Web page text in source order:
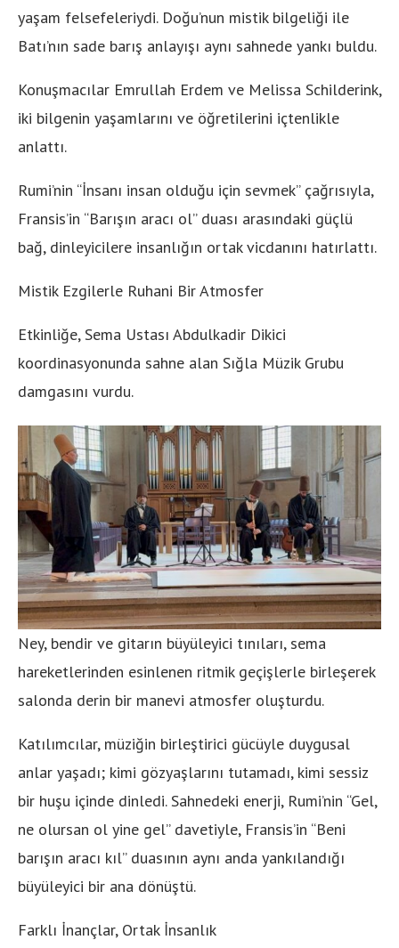
yaşam felsefeleriydi. Doğu’nun mistik bilgeliği ile
Batı’nın sade barış anlayışı aynı sahnede yankı buldu.
Konuşmacılar Emrullah Erdem ve Melissa Schilderink,
iki bilgenin yaşamlarını ve öğretilerini içtenlikle
anlattı.
Rumi’nin “İnsanı insan olduğu için sevmek” çağrısıyla,
Fransis’in “Barışın aracı ol” duası arasındaki güçlü
bağ, dinleyicilere insanlığın ortak vicdanını hatırlattı.
Mistik Ezgilerle Ruhani Bir Atmosfer
Etkinliğe, Sema Ustası Abdulkadir Dikici
koordinasyonunda sahne alan Sığla Müzik Grubu
damgasını vurdu.
Ney, bendir ve gitarın büyüleyici tınıları, sema
hareketlerinden esinlenen ritmik geçişlerle birleşerek
salonda derin bir manevi atmosfer oluşturdu.
Katılımcılar, müziğin birleştirici gücüyle duygusal
anlar yaşadı; kimi gözyaşlarını tutamadı, kimi sessiz
bir huşu içinde dinledi. Sahnedeki enerji, Rumi’nin “Gel,
ne olursan ol yine gel” davetiyle, Fransis’in “Beni
barışın aracı kıl” duasının aynı anda yankılandığı
büyüleyici bir ana dönüştü.
Farklı İnançlar, Ortak İnsanlık